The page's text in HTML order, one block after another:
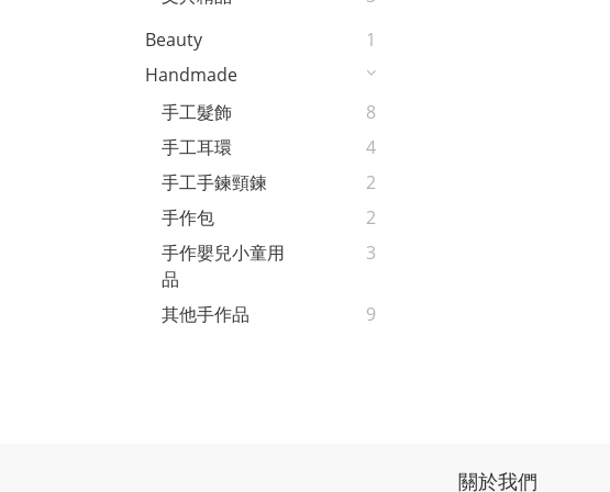
Beauty
1
Handmade
手工髮飾
8
手工耳環
4
手工手鍊頸鍊
2
手作包
2
手作嬰兒小童用
品
3
其他手作品 9
關於我們